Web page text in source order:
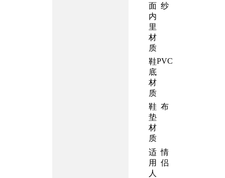
面
内
里
材
质
纱
鞋
底
材
质
PVC
鞋
垫
材
质
布
适
用
人
情
侣